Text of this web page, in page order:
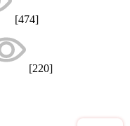
[474]
[220]